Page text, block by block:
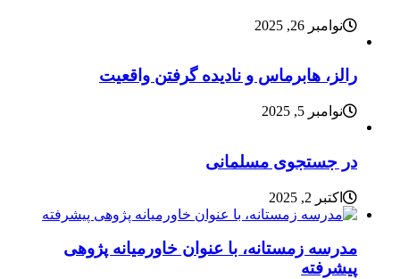
نوامبر 26, 2025
رالز، هابرماس و نادیده گرفتن واقعیت
نوامبر 5, 2025
در جستجوی مسلمانی
اکتبر 2, 2025
مدرسه زمستانه، با عنوان خاورمیانه پژوهی
پیشرفته